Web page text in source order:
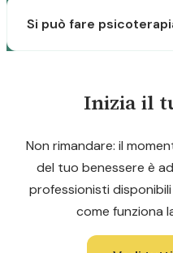
Si può fare
Inizia il
Non rimandare: il
del tuo benessere è
professionisti
come funziona